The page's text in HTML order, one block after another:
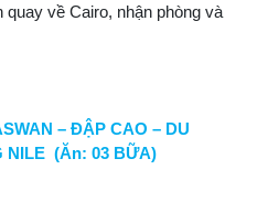
về Cairo, nhận phòng và
– ĐẬP CAO – DU
NILE (Ăn: 03 BỮA)